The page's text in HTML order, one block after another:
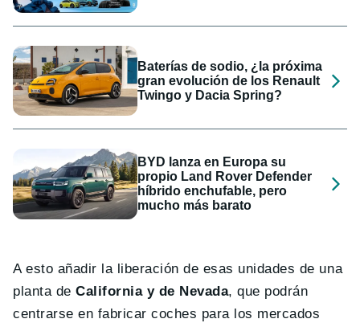
Baterías de sodio, ¿la próxima
gran evolución de los Renault
Twingo y Dacia Spring?
BYD lanza en Europa su
propio Land Rover Defender
híbrido enchufable, pero
mucho más barato
A esto añadir la liberación de esas unidades de una
planta deCalifornia y de Nevada, que podrán
centrarse en fabricar coches para los mercados